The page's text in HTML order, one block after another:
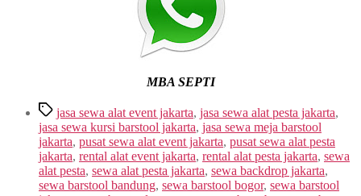
MBA SEPTI
Tagsjasa sewa alat event jakarta, jasa sewa alat pesta jakarta,
jasa sewa kursi barstool jakarta, jasa sewa meja barstool
jakarta, pusat sewa alat event jakarta, pusat sewa alat pesta
jakarta, rental alat event jakarta, rental alat pesta jakarta, sewa
alat pesta, sewa alat pesta jakarta, sewa backdrop jakarta,
sewa barstool bandung, sewa barstool bogor, sewa barstool